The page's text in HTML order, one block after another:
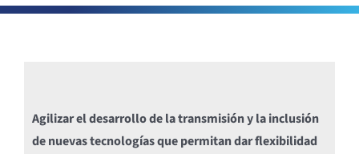
Agilizar el desarrollo de la transmisión y la inclusión
de nuevas tecnologías que permitan dar flexibilidad